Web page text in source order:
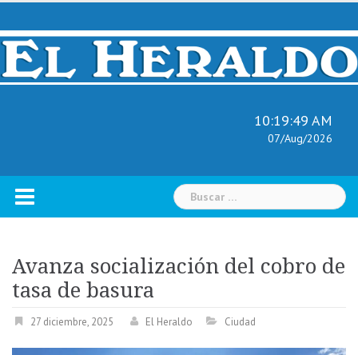
Skip
content
10:19:50 AM
07/Aug/2026
Buscar:
Avanza socialización del cobro de
tasa de basura
27 diciembre, 2025 El Heraldo Ciudad